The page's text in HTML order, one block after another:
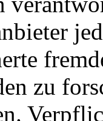
zu